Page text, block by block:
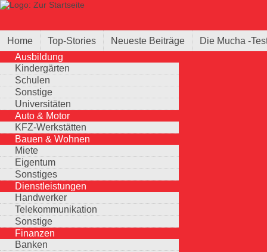
Direkt zum Inhalt
Home Top-Stories Neueste Beiträge
Die Mucha -
Ausbildung
Kindergärten
Schulen
Sonstige
Universitäten
Auto & Motor
KFZ-Werkstätten
Bauen & Wohnen
Miete
Eigentum
Sonstiges
Dienstleistungen
Handwerker
Telekommunikation
Sonstige
Finanzen
Banken